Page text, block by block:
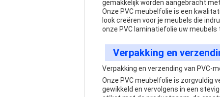
gemakkelijk worden aangebracht
Onze PVC meubelfolie is een
look creëren voor je meubels die
onze PVC laminatiefolie uw meubels
Verpakking en
Verpakking en verzending van PVC-
Onze PVC meubelfolie is zorgvuldig
gewikkeld en vervolgens in een